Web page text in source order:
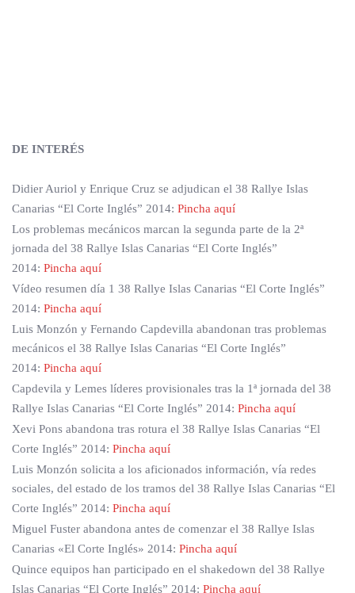
DE INTERÉS
Didier Auriol y Enrique Cruz se adjudican el 38 Rallye Islas
Canarias “El Corte Inglés” 2014: Pincha aquí
Los problemas mecánicos marcan la segunda parte de la 2ª
jornada del 38 Rallye Islas Canarias “El Corte Inglés”
2014: Pincha aquí
Vídeo resumen día 1 38 Rallye Islas Canarias “El Corte Inglés”
2014: Pincha aquí
Luis Monzón y Fernando Capdevilla abandonan tras problemas
mecánicos el 38 Rallye Islas Canarias “El Corte Inglés”
2014: Pincha aquí
Capdevila y Lemes líderes provisionales tras la 1ª jornada del 38
Rallye Islas Canarias “El Corte Inglés” 2014: Pincha aquí
Xevi Pons abandona tras rotura el 38 Rallye Islas Canarias “El
Corte Inglés” 2014: Pincha aquí
Luis Monzón solicita a los aficionados información, vía redes
sociales, del estado de los tramos del 38 Rallye Islas Canarias “El
Corte Inglés” 2014: Pincha aquí
Miguel Fuster abandona antes de comenzar el 38 Rallye Islas
Canarias «El Corte Inglés» 2014: Pincha aquí
Quince equipos han participado en el shakedown del 38 Rallye
Islas Canarias “El Corte Inglés” 2014: Pincha aquí